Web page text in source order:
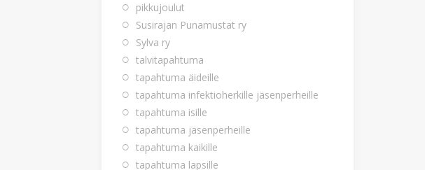
pikkujoulut
Susirajan Punamustat ry
Sylva ry
talvitapahtuma
tapahtuma äideille
tapahtuma infektioherkille jäsenperheille
tapahtuma isille
tapahtuma jäsenperheille
tapahtuma kaikille
tapahtuma lapsille